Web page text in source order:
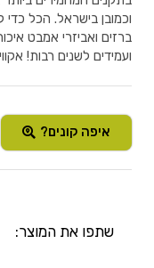
וכמובן בישראל. הכל
ברזים ואביזרי אמבט
ועמידים לשנים רבות!
איפה קונים?
שתפו את המוצר: